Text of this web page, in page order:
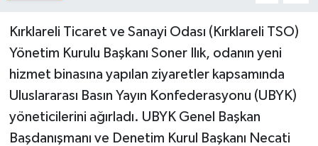
Kırklareli Ticaret ve Sanayi Odası (Kırklareli TSO)
Yönetim Kurulu Başkanı Soner Ilık, odanın yeni
hizmet binasına yapılan ziyaretler kapsamında
Uluslararası Basın Yayın Konfederasyonu (UBYK)
yöneticilerini ağırladı. UBYK Genel Başkan
Başdanışmanı ve Denetim Kurul Başkanı Necati